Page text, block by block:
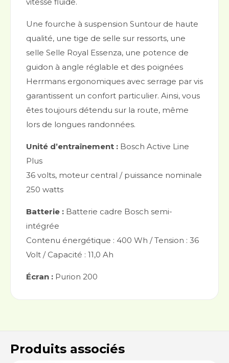
Une fourche à suspension Suntour de haute
qualité, une tige de selle sur ressorts, une
selle Selle Royal Essenza, une potence de
guidon à angle réglable et des poignées
Herrmans ergonomiques avec serrage par vis
garantissent un confort particulier. Ainsi, vous
êtes toujours détendu sur la route, même
lors de longues randonnées.
Unité d’entraînement : Bosch Active Line
Plus
36 volts, moteur central / puissance nominale
250 watts
Batterie : Batterie cadre Bosch semi-
intégrée
Contenu énergétique : 400 Wh / Tension : 36
Volt / Capacité : 11,0 Ah
Écran : Purion 200
Produits associés